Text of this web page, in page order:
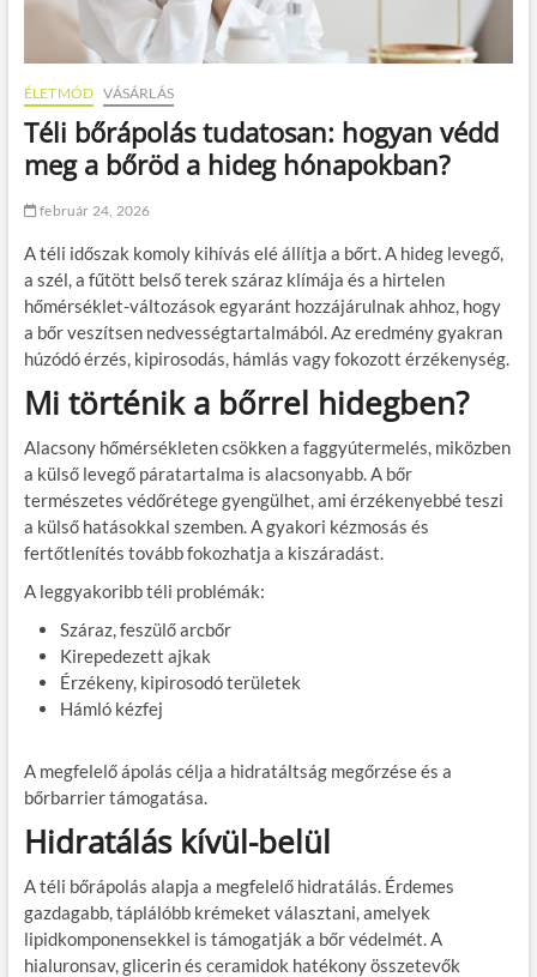
ÉLETMÓD VÁSÁRLÁS
Téli bőrápolás tudatosan: hogyan védd
meg a bőröd a hideg hónapokban?
február 24, 2026
A téli időszak komoly kihívás elé állítja a bőrt. A hideg levegő,
a szél, a fűtött belső terek száraz klímája és a hirtelen
hőmérséklet-változások egyaránt hozzájárulnak ahhoz, hogy
a bőr veszítsen nedvességtartalmából. Az eredmény gyakran
húzódó érzés, kipirosodás, hámlás vagy fokozott érzékenység.
Mi történik a bőrrel hidegben?
Alacsony hőmérsékleten csökken a faggyútermelés, miközben
a külső levegő páratartalma is alacsonyabb. A bőr
természetes védőrétege gyengülhet, ami érzékenyebbé teszi
a külső hatásokkal szemben. A gyakori kézmosás és
fertőtlenítés tovább fokozhatja a kiszáradást.
A leggyakoribb téli problémák:
Száraz, feszülő arcbőr
Kirepedezett ajkak
Érzékeny, kipirosodó területek
Hámló kézfej
A megfelelő ápolás célja a hidratáltság megőrzése és a
bőrbarrier támogatása.
Hidratálás kívül-belül
A téli bőrápolás alapja a megfelelő hidratálás. Érdemes
gazdagabb, táplálóbb krémeket választani, amelyek
lipidkomponensekkel is támogatják a bőr védelmét. A
hialuronsav, glicerin és ceramidok hatékony összetevők